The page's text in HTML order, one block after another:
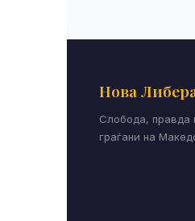
Нова
Слобода, правда
граѓани на